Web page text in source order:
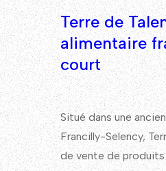
Terre de
alimentaire
court
Situé dans une
Francilly-Selency,
de vente de